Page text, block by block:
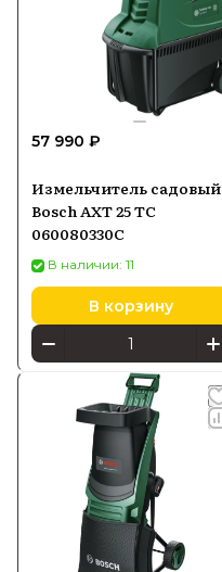
57 990 ₽
Измельчитель садовый
Bosch AXT 25 TC
060080330C
В наличии: 11
В корзину